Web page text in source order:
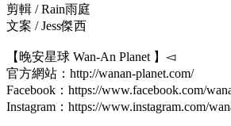
剪輯 / Rain雨庭
文案 / Jess傑西
【晚安星球 Wan-An Planet 】◅
官方網站：http://wanan-planet.com/
Facebook：https://www.facebook.com/
Instagram：https://www.instagram.com/